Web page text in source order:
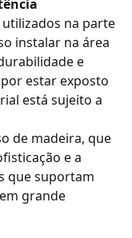
na parte
instalar na área
e
estar exposto
está sujeito a
de madeira, que
e a
que suportam
grande